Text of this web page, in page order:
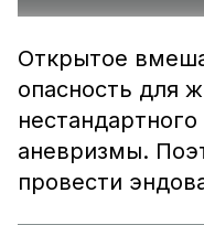
Открытое
опасность для
аневризмы.
провести